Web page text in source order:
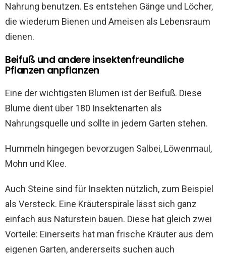
Nahrung benutzen. Es entstehen Gänge und Löcher,
die wiederum Bienen und Ameisen als Lebensraum
dienen.
Beifuß und andere insektenfreundliche
Pflanzen anpflanzen
Eine der wichtigsten Blumen ist der Beifuß. Diese
Blume dient über 180 Insektenarten als
Nahrungsquelle und sollte in jedem Garten stehen.
Hummeln hingegen bevorzugen Salbei, Löwenmaul,
Mohn und Klee.
Auch Steine sind für Insekten nützlich, zum Beispiel
als Versteck. Eine Kräuterspirale lässt sich ganz
einfach aus Naturstein bauen. Diese hat gleich zwei
Vorteile: Einerseits hat man frische Kräuter aus dem
eigenen Garten, andererseits suchen auch